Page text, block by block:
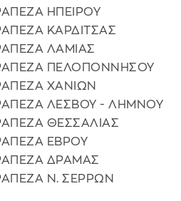
ΗΠΕΙΡΟΥ
ΚΑΡΔΙΤΣΑΣ
ΛΑΜΙΑΣ
ΠΕΛΟΠΟΝΝΗΣΟΥ
ΧΑΝΙΩΝ
ΛΕΣΒΟΥ - ΛΗΜΝΟΥ
ΘΕΣΣΑΛΙΑΣ
ΕΒΡΟΥ
ΔΡΑΜΑΣ
Ν. ΣΕΡΡΩΝ